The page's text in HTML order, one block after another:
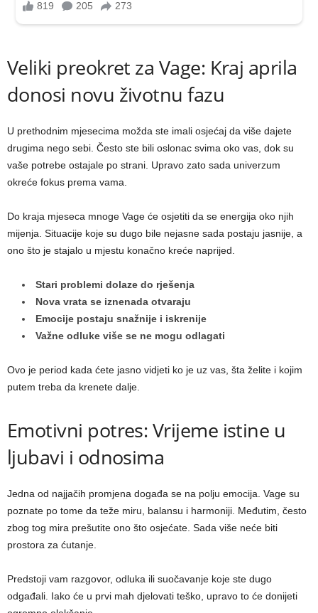
Veliki preokret za Vage: Kraj aprila
donosi novu životnu fazu
U prethodnim mjesecima možda ste imali osjećaj da više dajete
drugima nego sebi. Često ste bili oslonac svima oko vas, dok su
vaše potrebe ostajale po strani. Upravo zato sada univerzum
okreće fokus prema vama.
Do kraja mjeseca mnoge Vage će osjetiti da se energija oko njih
mijenja. Situacije koje su dugo bile nejasne sada postaju jasnije, a
ono što je stajalo u mjestu konačno kreće naprijed.
Stari problemi dolaze do rješenja
Nova vrata se iznenada otvaraju
Emocije postaju snažnije i iskrenije
Važne odluke više se ne mogu odlagati
Ovo je period kada ćete jasno vidjeti ko je uz vas, šta želite i kojim
putem treba da krenete dalje.
Emotivni potres: Vrijeme istine u
ljubavi i odnosima
Jedna od najjačih promjena događa se na polju emocija. Vage su
poznate po tome da teže miru, balansu i harmoniji. Međutim, često
zbog tog mira prešutite ono što osjećate. Sada više neće biti
prostora za ćutanje.
Predstoji vam razgovor, odluka ili suočavanje koje ste dugo
odgađali. Iako će u prvi mah djelovati teško, upravo to će donijeti